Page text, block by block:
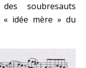
soubresauts
« idée mère » du